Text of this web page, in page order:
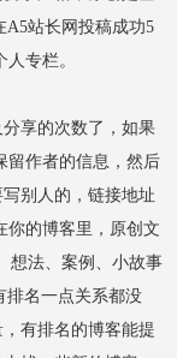
A5站长网投稿成功5
专栏。
享的次数了，如果
留作者的信息，然后
别人的，链接地址
你的博客里，原创文
想法、案例、小故事
排名一点关系都没
有排名的博客能提